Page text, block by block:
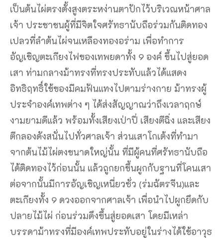
เป็นต้นไผ่ตรงตั้งสูงตระหง่านตาปักไว้บริเวณหน้าศาล
เจ้า ประชาชนผู้ที่มีจิตใจศรัทธานับถือร่วมกันติดทอง
เปลวที่ลำต้นไผ่จนเหลืองทองอร่าม เพื่อทำการ
อัญเชิญตะเกียงไฟของเทพยดาทั้ง 9 องค์ ขึ้นไปสู่ยอด
เสา ท่ามกลางม้าทรงที่ทรงประทับแล้วได้แสดง
อิทธิฤทธิ์ใช้ของมีคมฟันแทงไปตามร่างกาย ม้าทรงผู้
ประจำองค์เทพต่าง ๆ ได้ส่งสัญญาณว่าถึงเวลาฤกษ์
งามยามดีแล้ว พร้อมทั้งเสียงเป่าปี่ เสียงตีฉิ่ง และเสียง
ตีกลองดังสนั่นไปทั่วศาลเจ้า ส่วนเสาโกเต้งที่ทำมา
จากต้นไม้ไผ่ตงขนาดใหญ่นั้น ที่มีผู้คนที่ศรัทธานับถือ
ได้ติดทองไว้ก่อนนั้น แล้วถูกยกขึ้นผูกกับฐานที่โคนเสา
ต่อจากนั้นมีการอัญเชิญเหนี่ยวซั่ว (ร่มฉัตรจีน)และ
ตะเกียงทั้ง 9 ดวงออกจากศาลเจ้า เพื่อนำไปผูกยึดกับ
ปลายไม้ไผ่ ก่อนร่วมดึงขึ้นสู่ยอดเสา โดยมีเหล่า
บรรดาม้าทรงที่มีองค์เทพประทับอยู่ในร่างได้ใช้อาวุธ